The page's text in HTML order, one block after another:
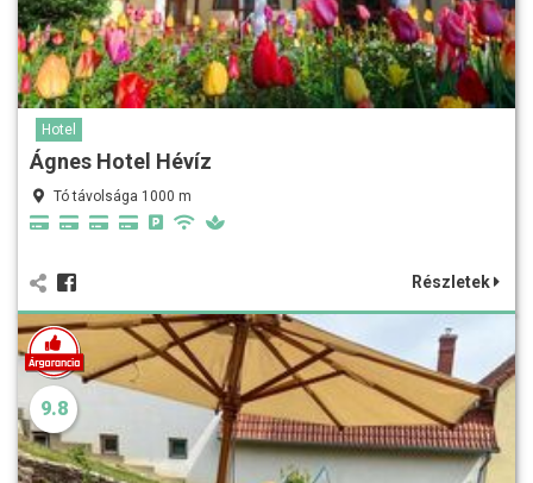
Hotel
Ágnes Hotel Hévíz
Tó távolsága 1000 m
Részletek
9.8